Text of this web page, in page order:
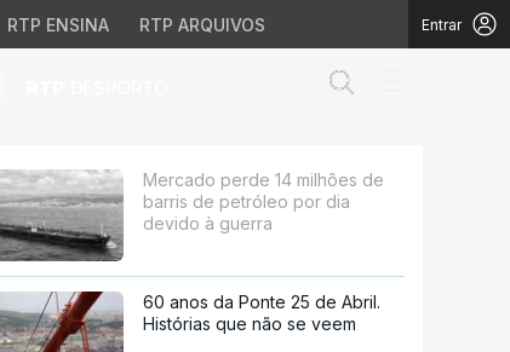
RTP ENSINA RTP ARQUIVOS Entrar
por dia devido à
Mercado perde 14 milhões de
barris de petróleo por dia
devido à guerra
60 anos da Ponte 25 de Abril.
Histórias que não se veem